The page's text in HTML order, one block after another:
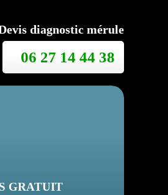
diagnostic mérule
06 27 14 44 38
GRATUIT